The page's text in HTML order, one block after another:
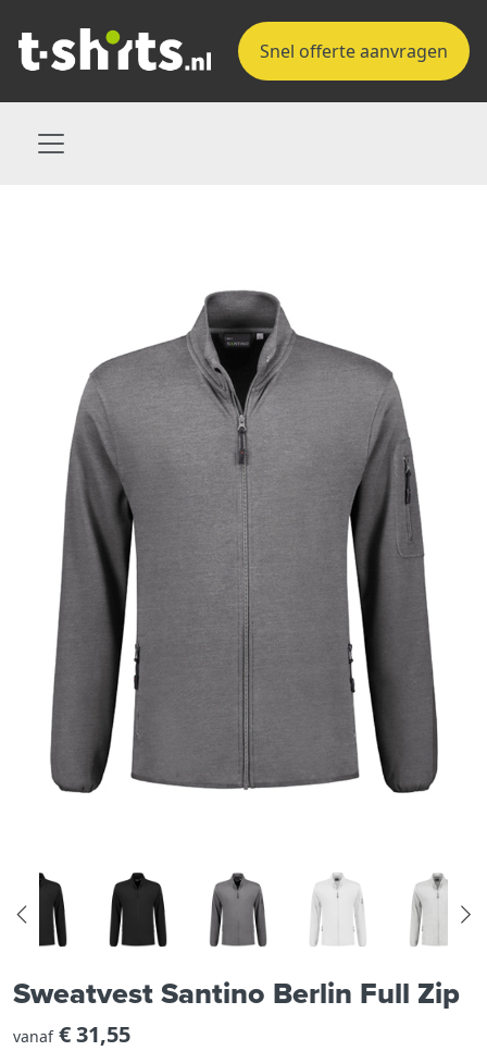
Snel offerte aanvragen
Sweatvest Santino Berlin Full Zip
vanaf€ 31,55